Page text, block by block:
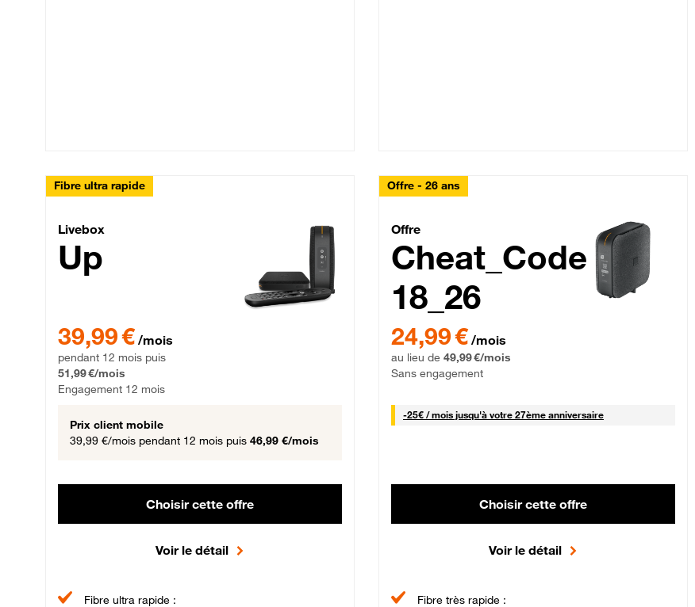
Fibre ultra rapide
Livebox Up Fibre
Livebox
Up
39,99 € /mois
pendant 12 mois puis
51,99 €/mois
Engagement 12 mois
Prix client mobile
39,99 €/mois pendant 12 mois puis 46,99 €/mois
Choisir cette offre
Voir le détail
Fibre ultra rapide :
Offre - 26 ans
Cheat_Code Fibre_18_26
Offre
Cheat_Code
18_26
24,99 € /mois
au lieu de 49,99 €/mois
Sans engagement
-25€ / mois25 € par mois
jusqu'à votre 27ème anniversaire
Choisir cette offre
Voir le détail
Fibre très rapide :